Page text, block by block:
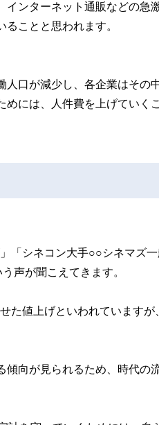
インターネット通販などの急
ことと思われます。
人口が減少し、各企業はその
めには、人件費を上げていく
「シネコン大手○○シネマズ
声が聞こえてきます。
た値上げといわれていますが
傾向が見られるため、時代の